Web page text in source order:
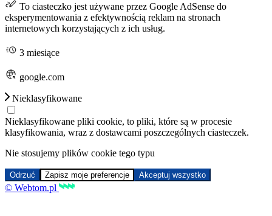
To ciasteczko jest używane przez Google AdSense do
eksperymentowania z efektywnością reklam na stronach
internetowych korzystających z ich usług.
3 miesiące
google.com
Nieklasyfikowane
Nieklasyfikowane pliki cookie, to pliki, które są w procesie
klasyfikowania, wraz z dostawcami poszczególnych ciasteczek.
Nie stosujemy plików cookie tego typu
Odrzuć Zapisz moje preferencje Akceptuj wszystko
© Webtom.pl